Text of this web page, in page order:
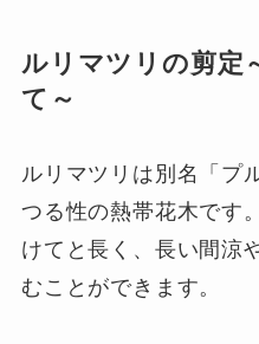
ルリマツリの剪定
て～
ルリマツリは別名「プ
つる性の熱帯花木です
けてと長く、長い間涼
むことができます。